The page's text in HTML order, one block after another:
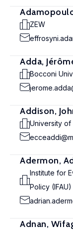
ZEW
Adda,
Bocconi
Addison,
University of
Adermon,
Institute for
Policy (IFAU)
Adnan,